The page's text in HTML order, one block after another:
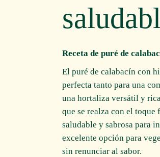
Receta de puré de
El puré de calabacín con
perfecta tanto para una
una hortaliza versátil y
que se realza con el toque
saludable y sabrosa para
excelente opción para
sin renunciar al sabor.